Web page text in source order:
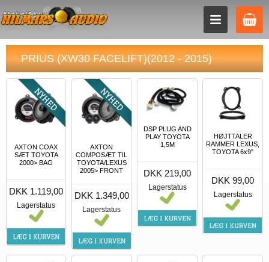
PRIUS (XW30 FACELIFT)(2012 - 2015)
AXTON COAX
SÆT TOYOTA
2000> BAG
DKK 1.119,00
Lagerstatus
AXTON
COMPOSÆT TIL
TOYOTA/LEXUS
2005> FRONT
DKK 1.349,00
Lagerstatus
DSP PLUG AND
PLAY TOYOTA
1,5M
DKK 219,00
Lagerstatus
HØJTTALER
RAMMER LEXUS,
TOYOTA 6x9"
DKK 99,00
Lagerstatus